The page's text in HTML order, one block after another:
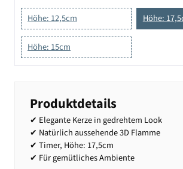
Höhe: 12,5cm
Höhe:
Höhe: 15cm
Produktdetails
✔ Elegante Kerze in gedrehtem Look
✔ Natürlich aussehende 3D Flamme
✔ Timer, Höhe: 17,5cm
✔ Für gemütliches Ambiente